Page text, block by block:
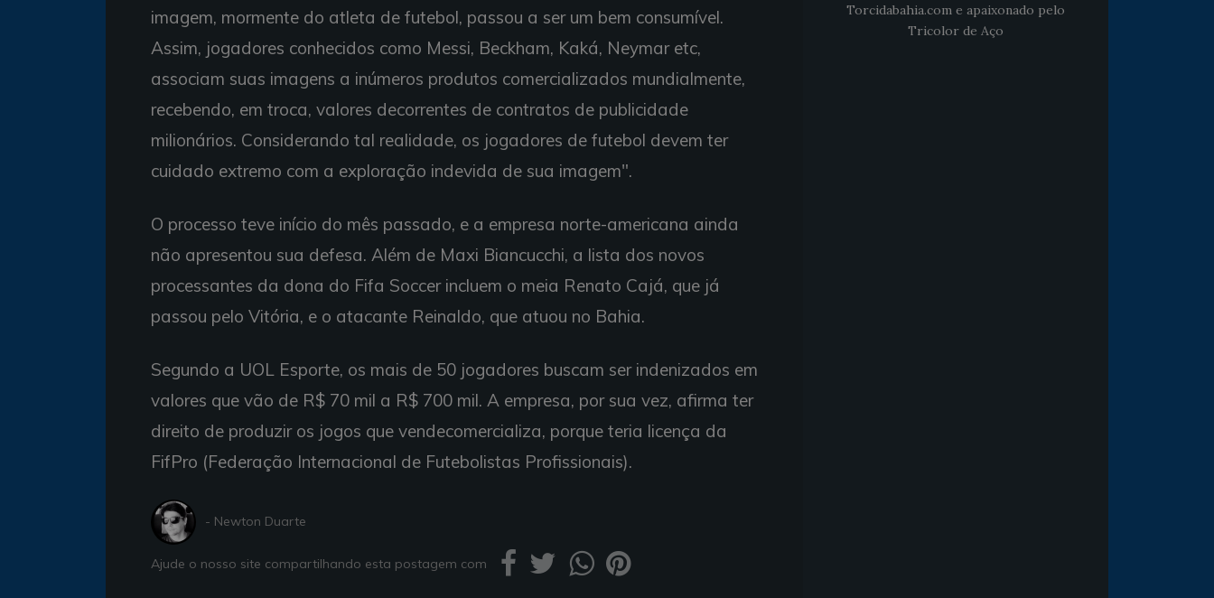
imagem, mormente do atleta de futebol, passou a ser um bem consumível.
Assim, jogadores conhecidos como Messi, Beckham, Kaká, Neymar etc,
associam suas imagens a inúmeros produtos comercializados mundialmente,
recebendo, em troca, valores decorrentes de contratos de publicidade
milionários. Considerando tal realidade, os jogadores de futebol devem ter
cuidado extremo com a exploração indevida de sua imagem".
O processo teve início do mês passado, e a empresa norte-americana ainda
não apresentou sua defesa. Além de Maxi Biancucchi, a lista dos novos
processantes da dona do Fifa Soccer incluem o meia Renato Cajá, que já
passou pelo Vitória, e o atacante Reinaldo, que atuou no Bahia.
Segundo a UOL Esporte, os mais de 50 jogadores buscam ser indenizados em
valores que vão de R$ 70 mil a R$ 700 mil. A empresa, por sua vez, afirma ter
direito de produzir os jogos que vendecomercializa, porque teria licença da
FifPro (Federação Internacional de Futebolistas Profissionais).
- Newton Duarte
Ajude o nosso site compartilhando esta postagem com
Torcidabahia.com e apaixonado pelo
Tricolor de Aço